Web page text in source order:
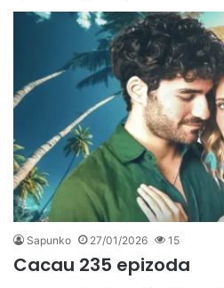
Sapunko 27/01/2026 15
Cacau 235 epizoda